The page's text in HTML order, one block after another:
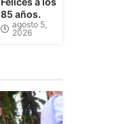
85 años.
agosto 5,
2026